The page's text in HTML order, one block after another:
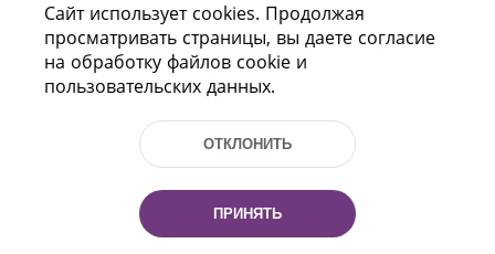
г. Минск, Республика Беларусь, 220114
Тел.: (+375 17) 368 37 37, Факс: (+375 17)
Эл. почта: inbox@nlb.by
Сайт использует cookies. Продолжая
просматривать страницы, вы даете согласие
на обработку файлов cookie и
пользовательских данных.
ОТКЛОНИТЬ
ПРИНЯТЬ